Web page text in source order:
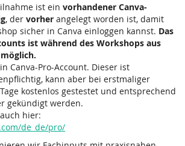
ist ein vorhandener Canva-
, der vorher angelegt worden ist, damit
sicher in Canva einloggen kannst. Das
ist während des Workshops aus
Canva-Pro-Account. Dieser ist
kann aber bei erstmaliger
kostenlos gestestet und entsprechend
gekündigt werden.
hier:
de_de/pro/